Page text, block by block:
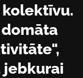
jebkurai